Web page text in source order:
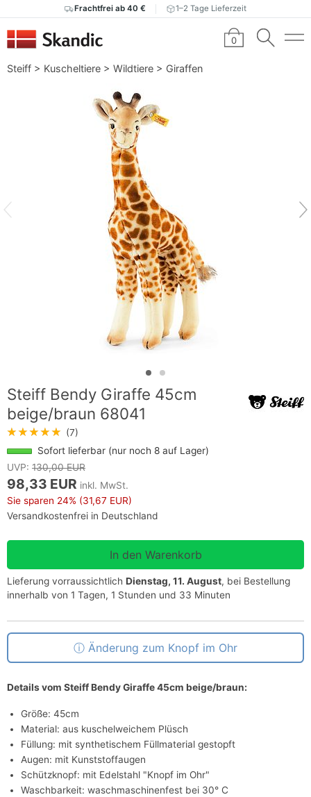
Frachtfrei ab 40 € 1–2 Tage Lieferzeit
0
Steiff > Kuscheltiere > Wildtiere > Giraffen
Steiff Bendy Giraffe 45cm
beige/braun 68041
★★★★★ (7)
Sofort lieferbar (nur noch 8 auf Lager)
UVP: 130,00 EUR
98,33 EUR inkl. MwSt.
Sie sparen 24% (31,67 EUR)
Versandkostenfrei in Deutschland
Lieferung vorraussichtlich Dienstag, 11. August, bei Bestellung
innerhalb von 1 Tagen, 1 Stunden und 33 Minuten
Änderung zum Knopf im Ohr
Details vom Steiff Bendy Giraffe 45cm beige/braun:
Größe: 45cm
Material: aus kuschelweichem Plüsch
Füllung: mit synthetischem Füllmaterial gestopft
Augen: mit Kunststoffaugen
Schützknopf: mit Edelstahl "Knopf im Ohr"
Waschbarkeit: waschmaschinenfest bei 30° C